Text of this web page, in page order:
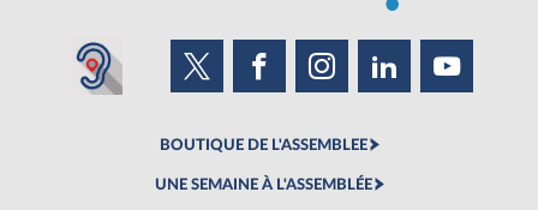
BOUTIQUE DE L'ASSEMBLEE
UNE SEMAINE À L'ASSEMBLÉE